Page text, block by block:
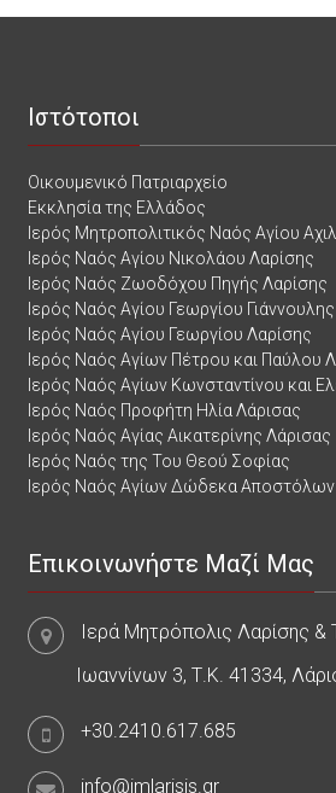
Ιστότοποι
Οικουμενικό Πατριαρχείο
Εκκλησία της Ελλάδος
Ιερός Μητροπολιτικός Ναός Αγίου
Ιερός Ναός Αγίου Νικολάου Λαρίσης
Ιερός Ναός Ζωοδόχου Πηγής Λαρίσης
Ιερός Ναός Αγίου Γεωργίου Γιάννουλης
Ιερός Ναός Αγίου Γεωργίου Λαρίσης
Ιερός Ναός Αγίων Πέτρου και Παύλου
Ιερός Ναός Αγίων Κωνσταντίνου και
Ιερός Ναός Προφήτη Ηλία Λάρισας
Ιερός Ναός Αγίας Αικατερίνης Λάρισας
Ιερός Ναός της Του Θεού Σοφίας
Ιερός Ναός Αγίων Δώδεκα Αποστόλων
Επικοινωνήστε Μαζί Μας
Ιερά Μητρόπολις Λαρίσης &
Ιωαννίνων 3, Τ.Κ. 41334,
+30.2410.617.685
info@imlarisis.gr